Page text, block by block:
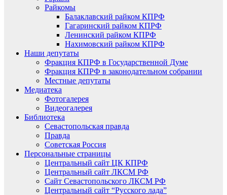
Райкомы
Балаклавский райком КПРФ
Гагаринский райком КПРФ
Ленинский райком КПРФ
Нахимовский райком КПРФ
Наши депутаты
Фракция КПРФ в Государственной Думе
Фракция КПРФ в законодательном собрании
Местные депутаты
Медиатека
Фотогалерея
Видеогалерея
Библиотека
Севастопольская правда
Правда
Советская Россия
Персональные страницы
Центральный сайт ЦК КПРФ
Центральный сайт ЛКСМ РФ
Сайт Севастопольского ЛКСМ РФ
Центральный сайт “Русского лада”